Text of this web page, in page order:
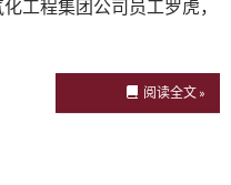
工程集团公司员工罗虎，
阅读全文 »